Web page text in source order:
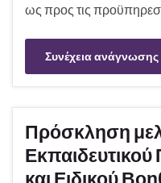
ως προς τις
Συνέχεια ανάγνωσης
Πρόσκληση
και Ειδικού